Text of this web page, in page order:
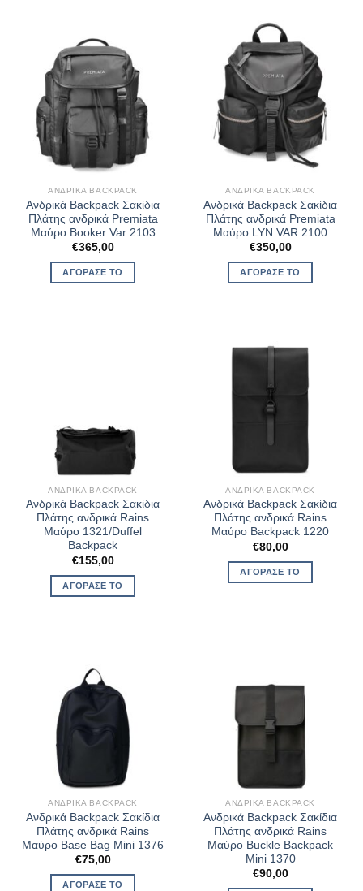
ΑΝΔΡΙΚΆ BACKPACK
Ανδρικά Backpack Σακίδια
Πλάτης ανδρικά Premiata
Μαύρο Booker Var 2103
€365,00
ΑΓΌΡΑΣΈ ΤΟ
ΑΝΔΡΙΚΆ BACKPACK
Ανδρικά Backpack Σακίδια
Πλάτης ανδρικά Premiata
Μαύρο LYN VAR 2100
€350,00
ΑΓΌΡΑΣΈ ΤΟ
ΑΝΔΡΙΚΆ BACKPACK
Ανδρικά Backpack Σακίδια
Πλάτης ανδρικά Rains
Μαύρο 1321/Duffel
Backpack
€155,00
ΑΓΌΡΑΣΈ ΤΟ
ΑΝΔΡΙΚΆ BACKPACK
Ανδρικά Backpack Σακίδια
Πλάτης ανδρικά Rains
Μαύρο Backpack 1220
€80,00
ΑΓΌΡΑΣΈ ΤΟ
ΑΝΔΡΙΚΆ BACKPACK
Ανδρικά Backpack Σακίδια
Πλάτης ανδρικά Rains
Μαύρο Base Bag Mini 1376
€75,00
ΑΓΌΡΑΣΈ ΤΟ
ΑΝΔΡΙΚΆ BACKPACK
Ανδρικά Backpack Σακίδια
Πλάτης ανδρικά Rains
Μαύρο Buckle Backpack
Mini 1370
€90,00